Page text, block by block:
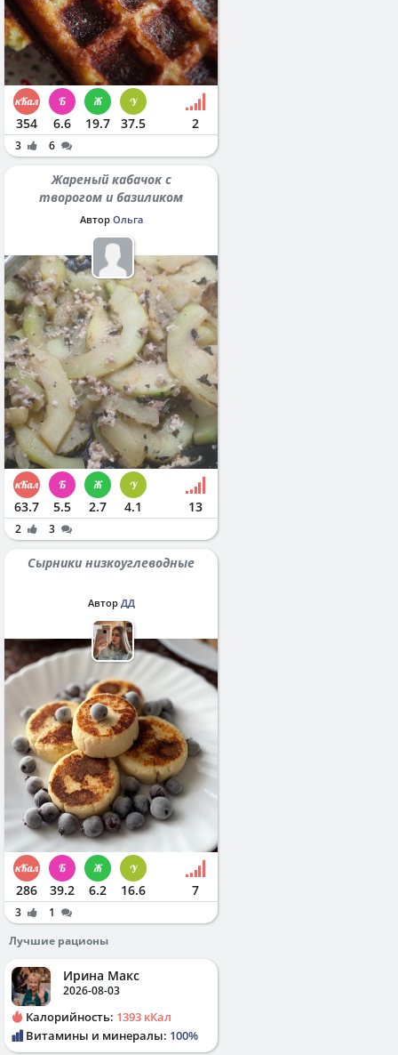
354 6.6 19.7 37.5 2
3 6
Жареный кабачок с
творогом и базиликом
Автор Ольга
63.7 5.5 2.7 4.1 13
2 3
Сырники низкоуглеводные
Автор ДД
286 39.2 6.2 16.6 7
3
1
Лучшие рационы
Ирина Макс
2026-08-03
Калорийность: 1393 кКал
Витамины и минералы: 100%